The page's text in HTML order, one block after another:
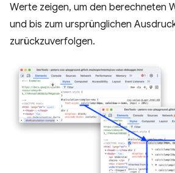
Werte zeigen, um den berechneten
und bis zum ursprünglichen
zurückzuverfolgen.